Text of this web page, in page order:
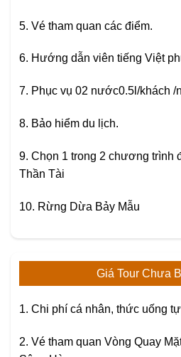
5. Vé tham quan các điểm.
6. Hướng dẫn viên tiếng Việt
7. Phục vụ 02 nước0.5l/khách /
8. Bảo hiểm du lịch.
9. Chọn 1 trong 2 chương trình
Thần Tài
10. Rừng Dừa Bảy Mẫu
Giá Tour Chưa
1. Chi phí cá nhân, thức uống
2. Vé tham quan Vòng Quay